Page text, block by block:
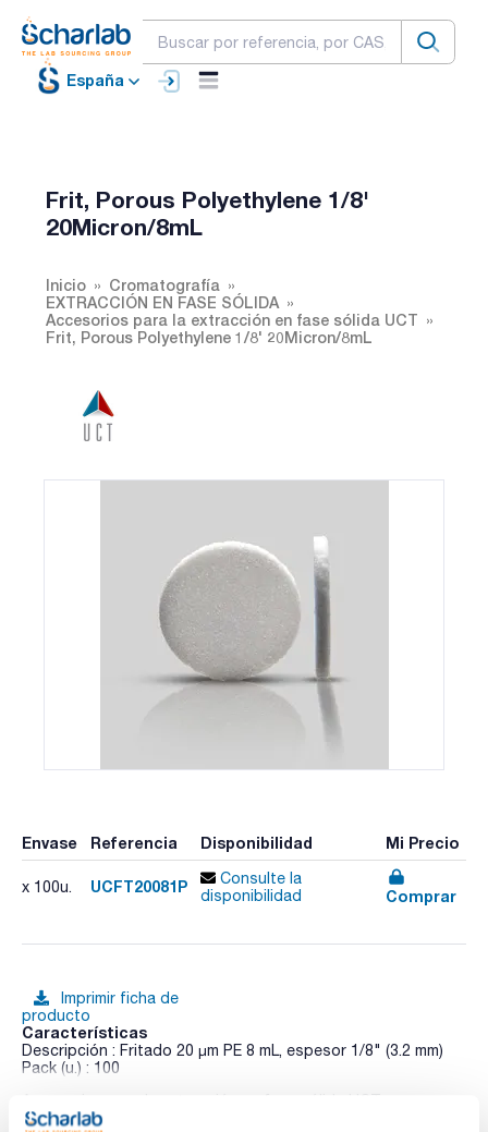
España
Frit, Porous Polyethylene 1/8'
20Micron/8mL
Inicio
Cromatografía
EXTRACCIÓN EN FASE SÓLIDA
Accesorios para la extracción en fase sólida UCT
Frit, Porous Polyethylene 1/8' 20Micron/8mL
Envase Referencia Disponibilidad Mi Precio
x 100u. UCFT20081P
Consulte la
disponibilidad
Comprar
Imprimir ficha de
producto
Características
Descripción : Fritado 20 µm PE 8 mL, espesor 1/8" (3.2 mm)
Pack (u.) : 100
Accesorios para la extracción en fase sólida UCT
Ver más